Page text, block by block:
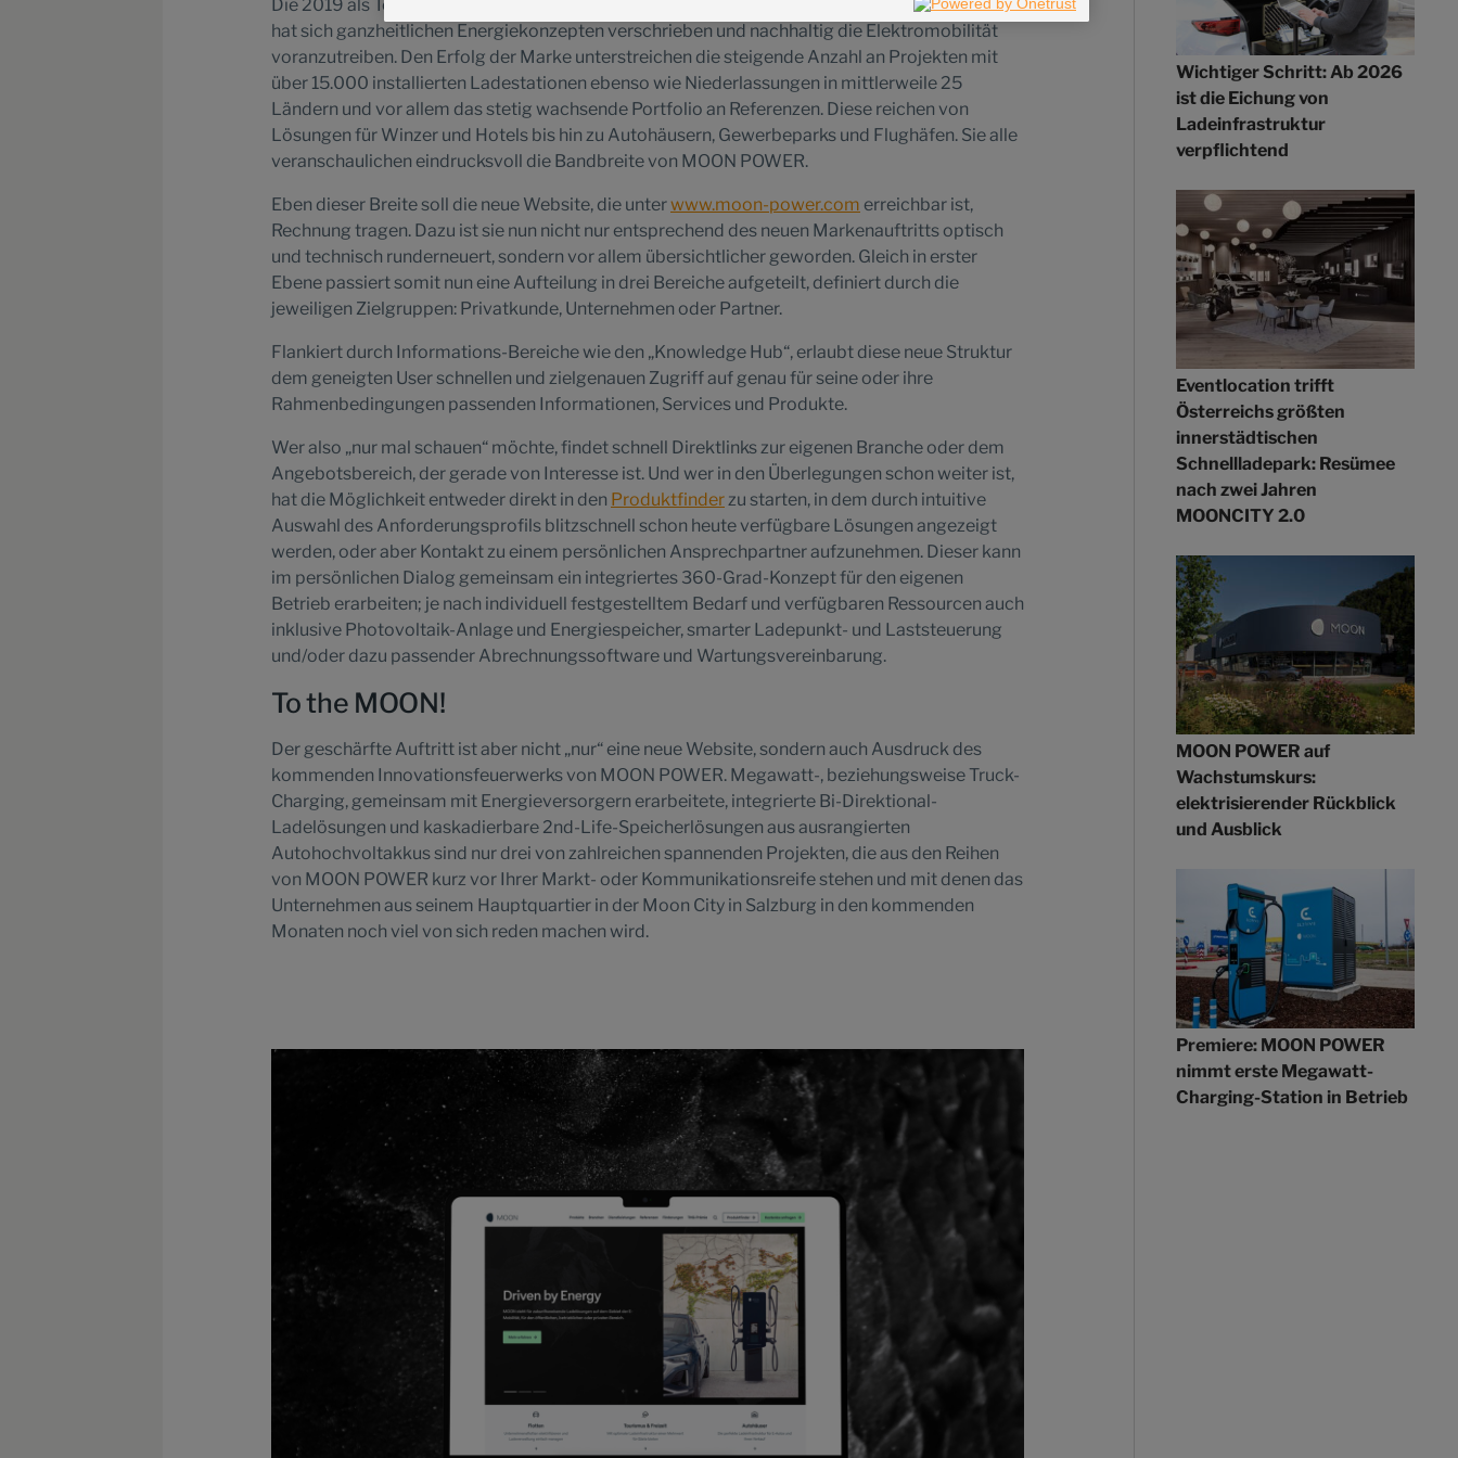
Die 2019 als Tochter der Porsche Holding Salzburg ins Leben gerufene Marke MOON POWER
hat sich ganzheitlichen Energiekonzepten verschrieben und nachhaltig die Elektromobilität
voranzutreiben. Den Erfolg der Marke unterstreichen die steigende Anzahl an Projekten mit
über 15.000 installierten Ladestationen ebenso wie Niederlassungen in mittlerweile 25
Ländern und vor allem das stetig wachsende Portfolio an Referenzen. Diese reichen von
Lösungen für Winzer und Hotels bis hin zu Autohäusern, Gewerbeparks und Flughäfen. Sie alle
veranschaulichen eindrucksvoll die Bandbreite von MOON POWER.
Eben dieser Breite soll die neue Website, die unterwww.moon-power.com erreichbar ist,
Rechnung tragen. Dazu ist sie nun nicht nur entsprechend des neuen Markenauftritts optisch
und technisch runderneuert, sondern vor allem übersichtlicher geworden. Gleich in erster
Ebene passiert somit nun eine Aufteilung in drei Bereiche aufgeteilt, definiert durch die
jeweiligen Zielgruppen: Privatkunde, Unternehmen oder Partner.
Flankiert durch Informations-Bereiche wie den „Knowledge Hub“, erlaubt diese neue Struktur
dem geneigten User schnellen und zielgenauen Zugriff auf genau für seine oder ihre
Rahmenbedingungen passenden Informationen, Services und Produkte.
Wer also „nur mal schauen“ möchte, findet schnell Direktlinks zur eigenen Branche oder dem
Angebotsbereich, der gerade von Interesse ist. Und wer in den Überlegungen schon weiter ist,
hat die Möglichkeit entweder direkt in den Produktfinderzu starten, in dem durch intuitive
Auswahl des Anforderungsprofils blitzschnell schon heute verfügbare Lösungen angezeigt
werden, oder aber Kontakt zu einem persönlichen Ansprechpartner aufzunehmen. Dieser kann
im persönlichen Dialog gemeinsam ein integriertes 360-Grad-Konzept für den eigenen
Betrieb erarbeiten; je nach individuell festgestelltem Bedarf und verfügbaren Ressourcen auch
inklusive Photovoltaik-Anlage und Energiespeicher, smarter Ladepunkt- und Laststeuerung
und/oder dazu passender Abrechnungssoftware und Wartungsvereinbarung.
To the MOON!
Der geschärfte Auftritt ist aber nicht „nur“ eine neue Website, sondern auch Ausdruck des
kommenden Innovationsfeuerwerks von MOON POWER. Megawatt-, beziehungsweise Truck-
Charging, gemeinsam mit Energieversorgern erarbeitete, integrierte Bi-Direktional-
Ladelösungen und kaskadierbare 2nd-Life-Speicherlösungen aus ausrangierten
Autohochvoltakkus sind nur drei von zahlreichen spannenden Projekten, die aus den Reihen
von MOON POWER kurz vor Ihrer Markt- oder Kommunikationsreife stehen und mit denen das
Unternehmen aus seinem Hauptquartier in der Moon City in Salzburg in den kommenden
Monaten noch viel von sich reden machen wird.
Wichtiger Schritt: Ab 2026
ist die Eichung von
Ladeinfrastruktur
verpflichtend
Eventlocation trifft
Österreichs größten
innerstädtischen
Schnellladepark: Resümee
nach zwei Jahren
MOONCITY 2.0
MOON POWER auf
Wachstumskurs:
elektrisierender Rückblick
und Ausblick
Premiere: MOON POWER
nimmt erste Megawatt-
Charging-Station in Betrieb